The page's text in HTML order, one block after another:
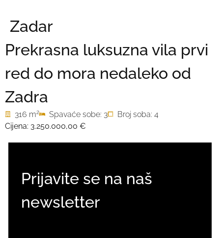
Zadar
Prekrasna luksuzna vila prvi
red do mora nedaleko od
Zadra
316 m2 Spavaće sobe: 3
Broj soba: 4
Cijena: 3.250.000,00 €
Prijavite se na naš
newsletter